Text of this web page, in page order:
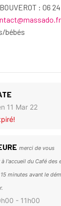
: 06
bébés
11 Mar 22
merci de vous
l'accueil du Café des
minutes avant le
- 11h00